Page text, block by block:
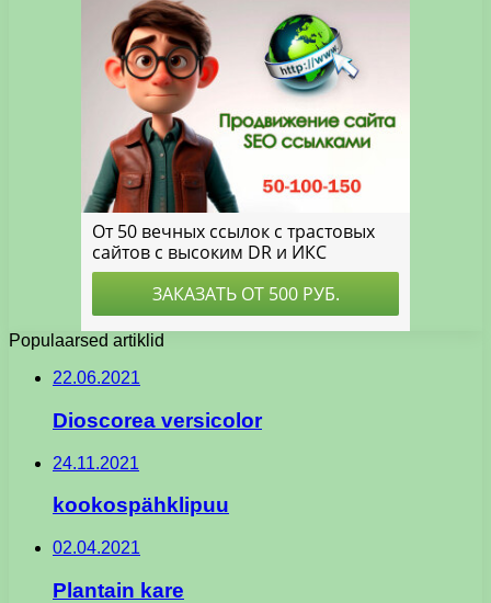
Populaarsed artiklid
22.06.2021
Dioscorea versicolor
24.11.2021
kookospähklipuu
02.04.2021
Plantain kare